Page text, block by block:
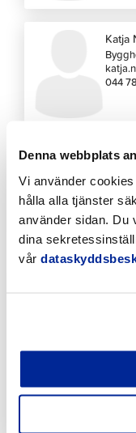
Denna webbplats
Vi använder
hålla alla tjänster
använder sidan. Du
dina
vår
Katja
044
044